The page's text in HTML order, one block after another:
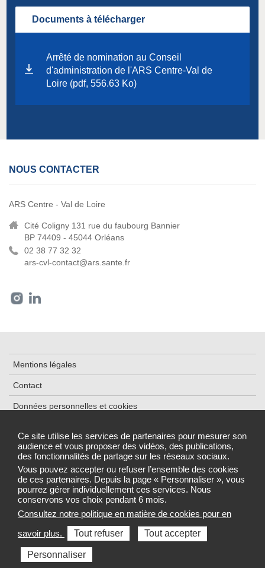
Ce site utilise les services de partenaires pour mesurer son
audience et vous proposer des vidéos, des publications,
des fonctionnalités de partage sur les réseaux sociaux.
Vous pouvez accepter ou refuser l’ensemble des cookies
de ces partenaires. Depuis la page « Personnaliser », vous
pourrez gérer individuellement ces services. Nous
conservons vos choix pendant 6 mois.
Consultez notre politique en matière de cookies pour en
savoir plus.
Tout refuser Tout accepter
Personnaliser
Documents à télécharger
Arrêté de nomination au Conseil
d'administration de l'ARS Centre-Val de
Loire (pdf, 556.63 Ko)
NOUS CONTACTER
ARS Centre - Val de Loire
Cité Coligny 131 rue du faubourg Bannier
BP 74409 - 45044 Orléans
02 38 77 32 32
ars-cvl-contact@ars.sante.fr
Mentions légales
Contact
Données personnelles et cookies
Accessibilité : partiellement conforme
Gestion des cookies
Sélectionnez une région pour accéder au site de votre Agence
régionale de santé
Toutes les ARS